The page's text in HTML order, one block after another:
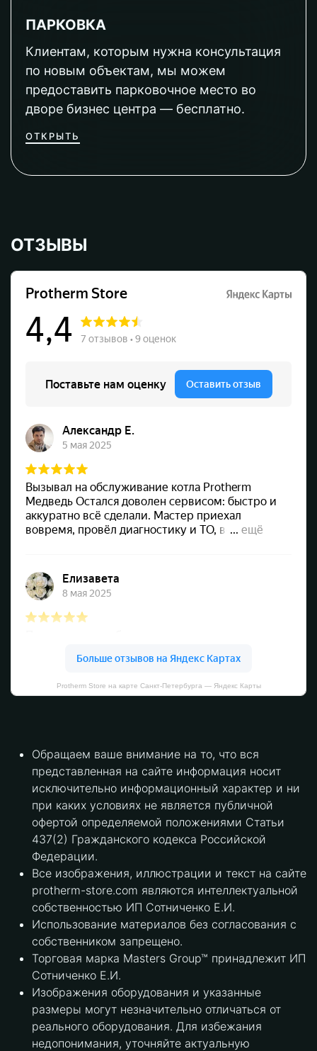
ПАРКОВКА
Клиентам, которым нужна консультация
по новым объектам, мы можем
предоставить парковочное место во
дворе бизнес центра — бесплатно.
ОТКРЫТЬ
ОТЗЫВЫ
Protherm Store на карте Санкт‑Петербурга — Яндекс Карты
Обращаем ваше внимание на то, что вся
представленная на сайте информация носит
исключительно информационный характер и ни
при каких условиях не является публичной
офертой определяемой положениями Статьи
437(2) Гражданского кодекса Российской
Федерации.
Все изображения, иллюстрации и текст на сайте
protherm-store.com являются интеллектуальной
собственностью ИП Сотниченко Е.И.
Использование материалов без согласования с
собственником запрещено.
Торговая марка Masters Group™ принадлежит ИП
Сотниченко Е.И.
Изображения оборудования и указанные
размеры могут незначительно отличаться от
реального оборудования. Для избежания
недопонимания, уточняйте актуальную